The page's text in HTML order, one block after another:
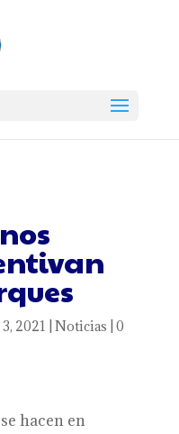
2021 Noticias 0
hacen en